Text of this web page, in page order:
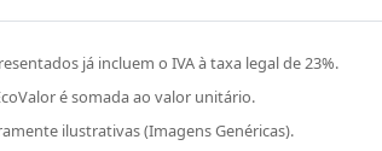
já incluem o IVA à taxa legal de 23%.
é somada ao valor unitário.
ilustrativas (Imagens Genéricas).